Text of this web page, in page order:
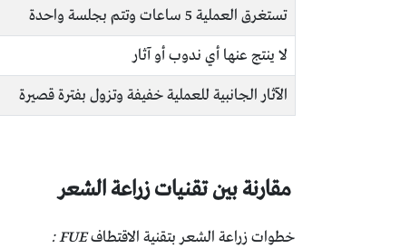
تستغرق العملية 5 ساعات وتتم بجلسة واحدة
لا ينتج عنها أي ندوب أو آثار
الآثار الجانبية للعملية خفيفة وتزول بفترة قصيرة
مقارنة بين تقنيات زراعة الشعر
خطوات زراعة الشعر بتقنية الاقتطافFUE
: